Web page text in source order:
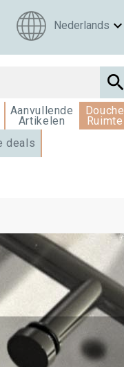
Nederlands expand_more

Aanvullende
Artikelen
Douche
Ruimte
deals